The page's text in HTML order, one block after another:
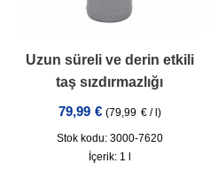
Uzun süreli ve derin etkili
taş sızdırmazlığı
79,99 € (79,99 €/ )
Stok kodu: 3000-7620
İçerik: 1 l